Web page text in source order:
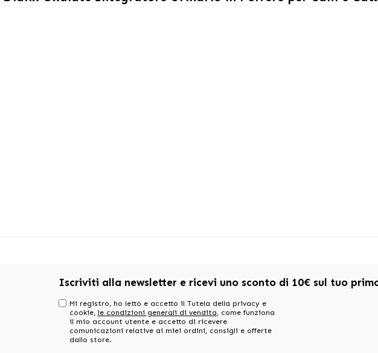
Iscriviti alla newsletter e ricevi uno sconto di 10€ sul tuo
Mi registro, ho letto e accetto il Tutela della privacy e
cookie, le condizioni generali di vendita, come funziona
il mio account utente e accetto di ricevere
comunicazioni relative ai miei ordini, consigli e offerte
dallo store.